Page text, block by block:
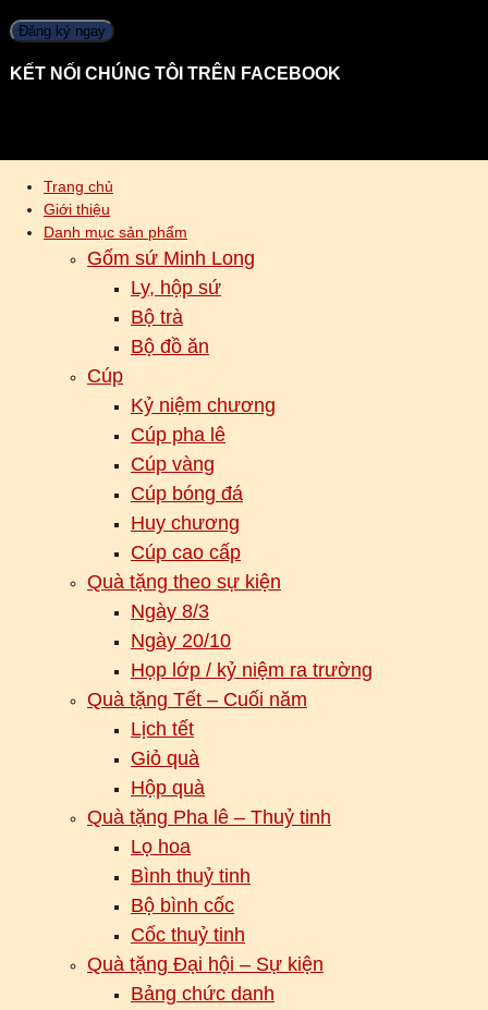
KẾT NỐI CHÚNG TÔI TRÊN FACEBOOK
Trang chủ
Giới thiệu
Danh mục sản phẩm
Gốm sứ Minh Long
Ly, hộp sứ
Bộ trà
Bộ đồ ăn
Cúp
Kỷ niệm chương
Cúp pha lê
Cúp vàng
Cúp bóng đá
Huy chương
Cúp cao cấp
Quà tặng theo sự kiện
Ngày 8/3
Ngày 20/10
Họp lớp / kỷ niệm ra trường
Quà tặng Tết – Cuối năm
Lịch tết
Giỏ quà
Hộp quà
Quà tặng Pha lê – Thuỷ tinh
Lọ hoa
Bình thuỷ tinh
Bộ bình cốc
Cốc thuỷ tinh
Quà tặng Đại hội – Sự kiện
Bảng chức danh